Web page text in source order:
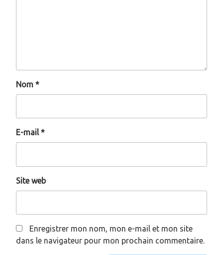
Nom *
E-mail*
Site web
Enregistrer mon nom, mon e-mail et mon site
dans le navigateur pour mon prochain commentaire.